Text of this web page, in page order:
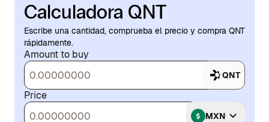
Calculadora QNT
Escribe una cantidad, comprueba el precio y compra QNT
rápidamente.
Amount to buy
QNT
Price
MXN